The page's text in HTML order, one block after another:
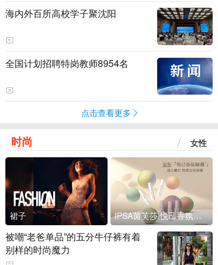
海内外百所高校学子聚沈阳
全国计划招聘特岗教师8954名
点击查看更多
时尚 女性
裙子 IPSA茵芙莎 悦己香氛凝露上市
被嘲“老爸单品”的五分牛仔裤有着
别样的时尚魔力